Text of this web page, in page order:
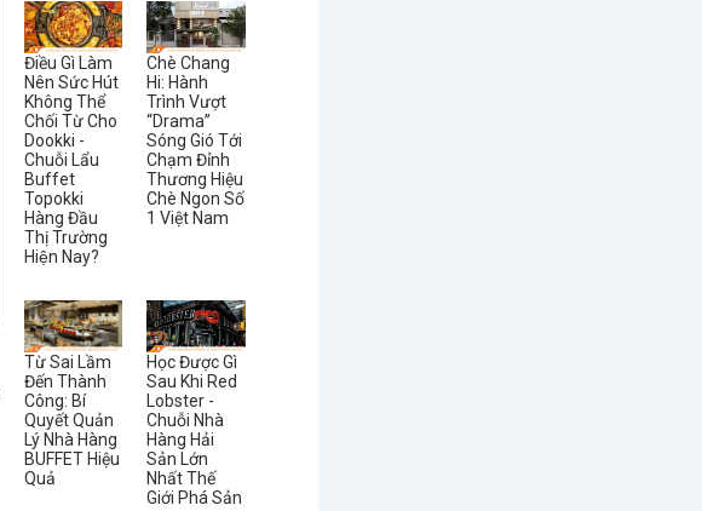
Điều Gì Làm
Nên Sức Hút
Không Thể
Chối Từ Cho
Dookki -
Chuỗi Lẩu
Buffet
Topokki
Hàng Đầu
Thị Trường
Hiện Nay?
Chè Chang
Hi: Hành
Trình Vượt
“Drama”
Sóng Gió Tới
Chạm Đỉnh
Thương Hiệu
Chè Ngon Số
1 Việt Nam
Từ Sai Lầm
Đến Thành
Công: Bí
Quyết Quản
Lý Nhà Hàng
BUFFET Hiệu
Quả
Học Được Gì
Sau Khi Red
Lobster -
Chuỗi Nhà
Hàng Hải
Sản Lớn
Nhất Thế
Giới Phá Sản